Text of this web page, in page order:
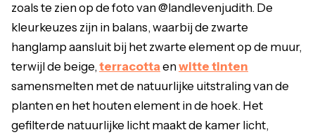
zoals te zien op de foto van @landlevenjudith. De
kleurkeuzes zijn in balans, waarbij de zwarte
hanglamp aansluit bij het zwarte element op de muur,
terwijl de beige,terracottaenwitte tinten
samensmelten met de natuurlijke uitstraling van de
planten en het houten element in de hoek. Het
gefilterde natuurlijke licht maakt de kamer licht,